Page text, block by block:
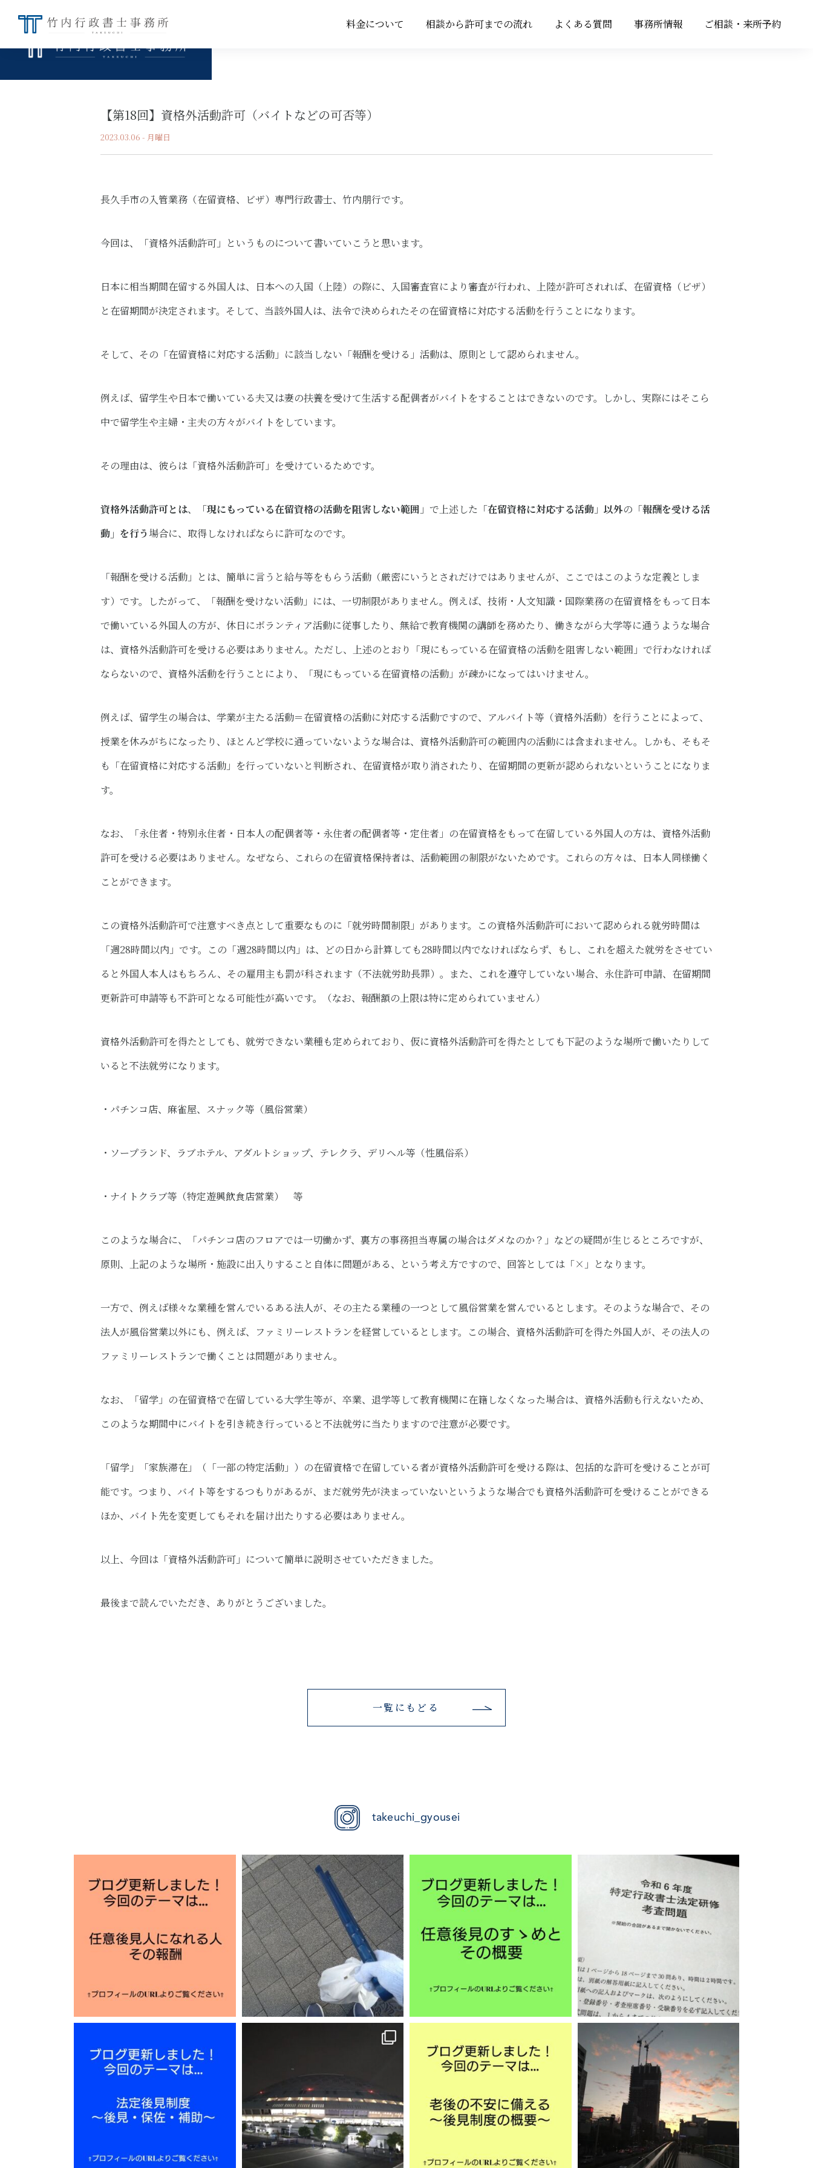
料金について 相談から許可までの流れ よくある質問 事務所情報 ご相談・来所予約
料金について 相談から許可までの流れ よくある質問 事務所情報 ご相談・来所予約
【第18回】資格外活動許可（バイトなどの可否等）
2023.03.06 - 月曜日
長久手市の入管業務（在留資格、ビザ）専門行政書士、竹内朋行です。
今回は、「資格外活動許可」というものについて書いていこうと思います。
日本に相当期間在留する外国人は、日本への入国（上陸）の際に、入国審査官により審査が行われ、上陸が許可されれば、在留資格（ビザ）
と在留期間が決定されます。そして、当該外国人は、法令で決められたその在留資格に対応する活動を行うことになります。
そして、その「在留資格に対応する活動」に該当しない「報酬を受ける」活動は、原則として認められません。
例えば、留学生や日本で働いている夫又は妻の扶養を受けて生活する配偶者がバイトをすることはできないのです。しかし、実際にはそこら
中で留学生や主婦・主夫の方々がバイトをしています。
その理由は、彼らは「資格外活動許可」を受けているためです。
資格外活動許可とは、「現にもっている在留資格の活動を阻害しない範囲 」で上述した​「在留資格に対応する活動 」 以外の「報酬を受ける活
動」を行う 場合に、取得しなければならに許可なのです。
「報酬を受ける活動」とは、簡単に言うと給与等をもらう活動（厳密にいうとされだけではありませんが、ここではこのような定義としま
す）です。したがって、「報酬を受けない活動」には、一切制限がありません。例えば、技術・人文知識・国際業務の在留資格をもって日本
で働いている外国人の方が、休日にボランティア活動に従事したり、無給で教育機関の講師を務めたり、働きながら大学等に通うような場合
は、資格外活動許可を受ける必要はありません。ただし、上述のとおり「現にもっている在留資格の活動を阻害しない範囲」で行わなければ
ならないので、資格外活動を行うことにより、「現にもっている在留資格の活動」が疎かになってはいけません。
例えば、留学生の場合は、学業が主たる活動＝在留資格の活動に対応する活動ですので、アルバイト等（資格外活動）を行うことによって、
授業を休みがちになったり、ほとんど学校に通っていないような場合は、資格外活動許可の範囲内の活動には含まれません。しかも、そもそ
も「在留資格に対応する活動」を行っていないと判断され、在留資格が取り消されたり、在留期間の更新が認められないということになりま
す。
なお、「永住者・特別永住者・日本人の配偶者等・永住者の配偶者等・定住者」の在留資格をもって在留している外国人の方は、資格外活動
許可を受ける必要はありません。なぜなら、これらの在留資格保持者は、活動範囲の制限がないためです。これらの方々は、日本人同様働く
ことができます。
この資格外活動許可で注意すべき点として重要なものに「就労時間制限」があります。この資格外活動許可において認められる就労時間は
「週28時間以内」です。この「週28時間以内」は、どの日から計算しても28時間以内でなければならず、もし、これを超えた就労をさせてい
ると外国人本人はもちろん、その雇用主も罰が科されます（不法就労助長罪）。また、これを遵守していない場合、永住許可申請、在留期間
更新許可申請等も不許可となる可能性が高いです。（なお、報酬額の上限は特に定められていません）
資格外活動許可を得たとしても、就労できない業種も定められており、仮に資格外活動許可を得たとしても下記のような場所で働いたりして
いると不法就労になります。
・パチンコ店、麻雀屋、スナック等（風俗営業）
・ソープランド、ラブホテル、アダルトショップ、テレクラ、デリヘル等（性風俗系）
・ナイトクラブ等（特定遊興飲食店営業） 等
このような場合に、「パチンコ店のフロアでは一切働かず、裏方の事務担当専属の場合はダメなのか？」などの疑問が生じるところですが、
原則、上記のような場所・施設に出入りすること自体に問題がある、という考え方ですので、回答としては「×」となります。
一方で、例えば様々な業種を営んでいるある法人が、その主たる業種の一つとして風俗営業を営んでいるとします。そのような場合で、その
法人が風俗営業以外にも、例えば、ファミリーレストランを経営しているとします。この場合、資格外活動許可を得た外国人が、その法人の
ファミリーレストランで働くことは問題がありません。
なお、「留学」の在留資格で在留している大学生等が、卒業、退学等して教育機関に在籍しなくなった場合は、資格外活動も行えないため、
このような期間中にバイトを引き続き行っていると不法就労に当たりますので注意が必要です。
「留学」「家族滞在」（「一部の特定活動」）の在留資格で在留している者が資格外活動許可を受ける際は、包括的な許可を受けることが可
能です。つまり、バイト等をするつもりがあるが、まだ就労先が決まっていないというような場合でも資格外活動許可を受けることができる
ほか、バイト先を変更してもそれを届け出たりする必要はありません。
以上、今回は「資格外活動許可」について簡単に説明させていただきました。
最後まで読んでいただき、ありがとうございました。
一覧にもどる
takeuchi_gyousei
11月 29 11月 22